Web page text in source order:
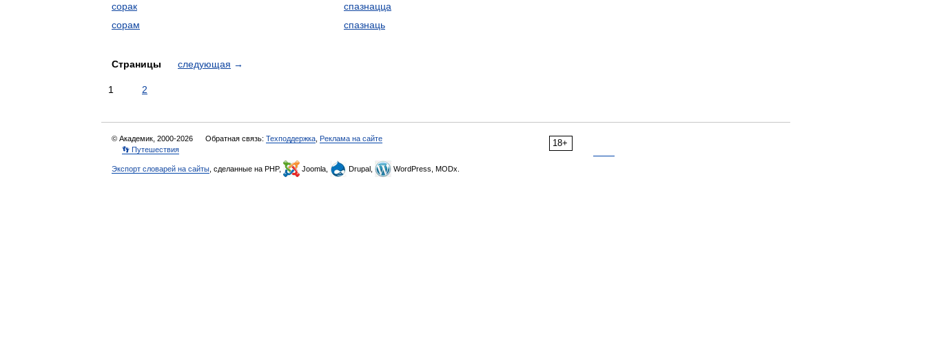
сорак
сорам
спазнацца
спазнаць
Страницы следующая →
1 2
18+
© Академик, 2000-2026 Обратная связь: Техподдержка Реклама на сайте
👣 Путешествия
Экспорт словарей на сайты , сделанные на PHP, Joomla, Drupal, WordPress, MODx.